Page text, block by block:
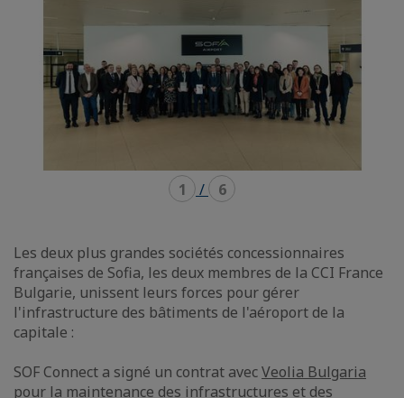
1 / 6
Les deux plus grandes sociétés concessionnaires
françaises de Sofia, les deux membres de la CCI France
Bulgarie, unissent leurs forces pour gérer
l'infrastructure des bâtiments de l'aéroport de la
capitale :
SOF Connect a signé un contrat avecVeolia Bulgaria
pour la maintenance des infrastructures et des